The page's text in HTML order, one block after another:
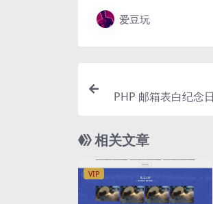
爱豆玩
PHP 邮箱表白纪念
相关文章
VIP